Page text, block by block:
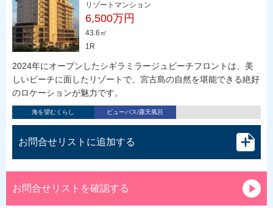
リゾートマンション
6,500万円
43.6㎡
1R
2024年にオープンしたシギラミラージュビーチフロントは、美
しいビーチに面したリゾートで、宮古島の自然を堪能できる絶好
のロケーションが魅力です。
海を望むくらし ビューバス/露天風呂
お問合せリストに追加する
お問合せリストを確認する